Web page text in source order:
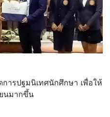
ารปฐมนิเทศนักศึกษา เพื่อให้
นมากขึ้น